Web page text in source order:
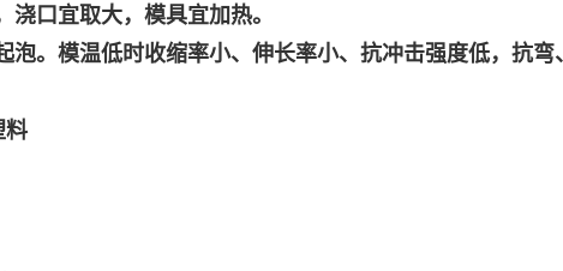
口宜取大，模具宜加热。
。模温低时收缩率小、伸长率小、抗冲击强度低，抗
料